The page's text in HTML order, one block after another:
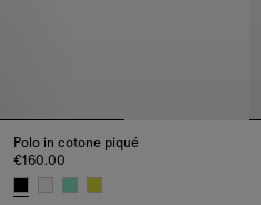
Polo in cotone piqué
€160.00